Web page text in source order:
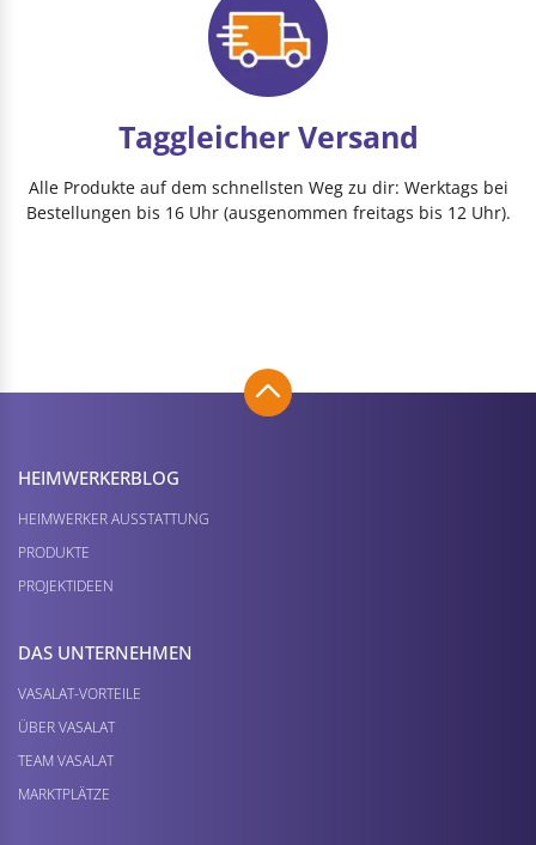
Taggleicher Versand
Alle Produkte auf dem schnellsten Weg zu dir: Werktags bei
Bestellungen bis 16 Uhr (ausgenommen freitags bis 12 Uhr).
HEIMWERKER­BLOG
HEIMWERKER AUSSTATTUNG
PRODUKTE
PROJEKTIDEEN
DAS UNTERNEHMEN
VASALAT-VORTEILE
ÜBER VASALAT
TEAM VASALAT
MARKTPLÄTZE